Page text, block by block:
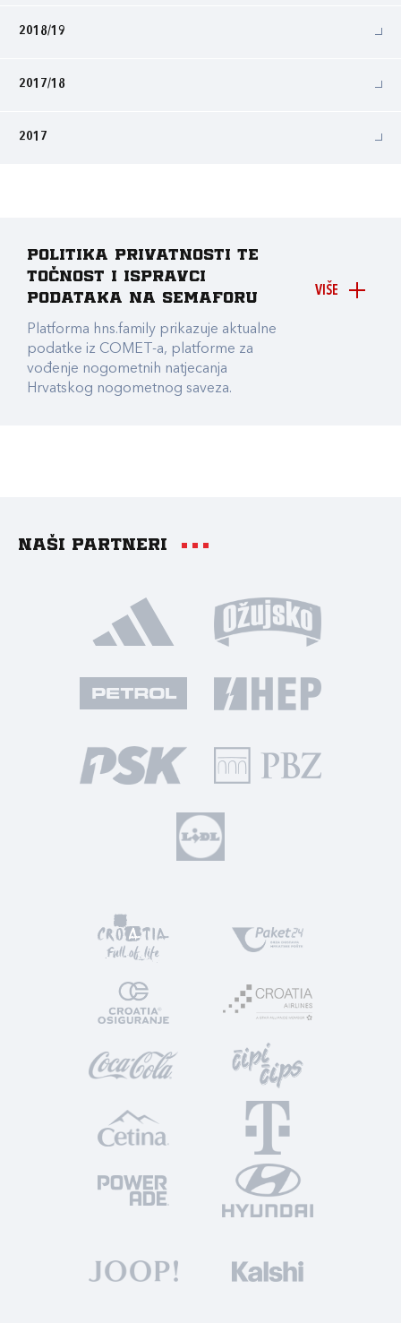
2018/19
2017/18
2017
VIŠE
Politika privatnosti te
točnost i ispravci
podataka na Semaforu
Platforma hns.family prikazuje aktualne
podatke iz COMET-a, platforme za
vođenje nogometnih natjecanja
Hrvatskog nogometnog saveza.
Naši partneri